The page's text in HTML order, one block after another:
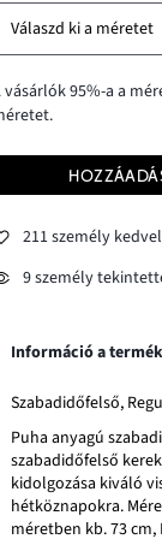
Válaszd ki a méretet
vásárlók 95%-a a
211 személy
9 személy
Információ a
Szabadidőfelső,
Puha anyagú
szabadidőfelső
kidolgozása kiváló
hétköznapokra.
méretben kb. 73